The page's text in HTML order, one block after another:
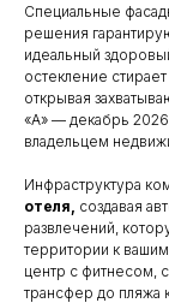
Специальные
решения
идеальный
остекление
открывая
«А» — декабрь
владельцем
Инфраструктура
отеля, создавая
развлечений,
территории к
центр с фитнесом,
трансфер до пляжа